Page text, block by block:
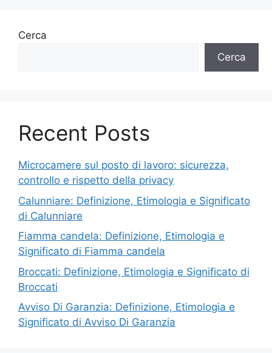
Cerca
Cerca
Recent Posts
Microcamere sul posto di lavoro: sicurezza,
controllo e rispetto della privacy
Calunniare: Definizione, Etimologia e Significato
di Calunniare
Fiamma candela: Definizione, Etimologia e
Significato di Fiamma candela
Broccati: Definizione, Etimologia e Significato di
Broccati
Avviso Di Garanzia: Definizione, Etimologia e
Significato di Avviso Di Garanzia